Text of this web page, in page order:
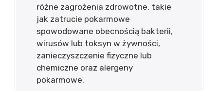
różne zagrożenia zdrowotne, takie
jak zatrucie pokarmowe
spowodowane obecnością bakterii,
wirusów lub toksyn w żywności,
zanieczyszczenie fizyczne lub
chemiczne oraz alergeny
pokarmowe.